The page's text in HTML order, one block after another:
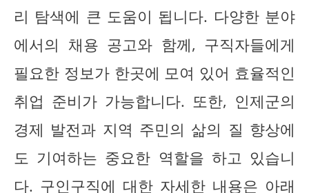
리 탐색에 큰 도움이 됩니다. 다양한 분야
에서의 채용 공고와 함께, 구직자들에게
필요한 정보가 한곳에 모여 있어 효율적인
취업 준비가 가능합니다. 또한, 인제군의
경제 발전과 지역 주민의 삶의 질 향상에
도 기여하는 중요한 역할을 하고 있습니
다. 구인구직에 대한 자세한 내용은 아래